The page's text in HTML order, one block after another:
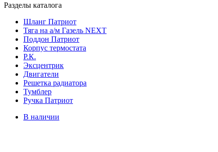
Разделы каталога
Шланг Патриот
Тяга на а/м Газель NEXT
Поддон Патриот
Корпус термостата
Р.К.
Эксцентрик
Двигатели
Решетка радиатора
Тумблер
Ручка Патриот
В наличии